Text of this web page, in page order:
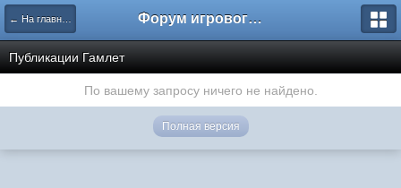
← На главную Форум игрового проекта Riverrise
Публикации Гамлет
По вашему запросу ничего не найдено.
Полная версия